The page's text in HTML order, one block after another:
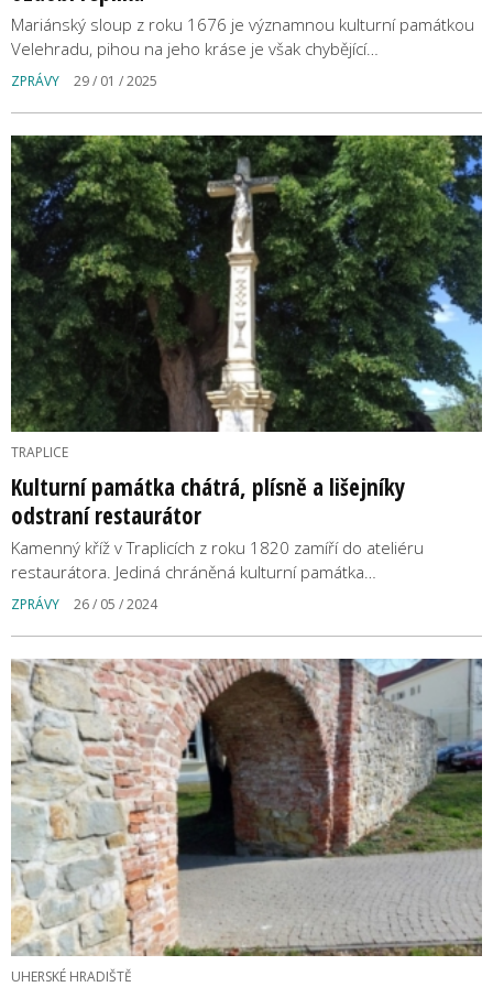
Mariánský sloup z roku 1676 je významnou kulturní památkou
Velehradu, pihou na jeho kráse je však chybějící…
ZPRÁVY 29 / 01 / 2025
TRAPLICE
Kulturní památka chátrá, plísně a lišejníky
odstraní restaurátor
Kamenný kříž v Traplicích z roku 1820 zamíří do ateliéru
restaurátora. Jediná chráněná kulturní památka…
ZPRÁVY 26 / 05 / 2024
UHERSKÉ HRADIŠTĚ